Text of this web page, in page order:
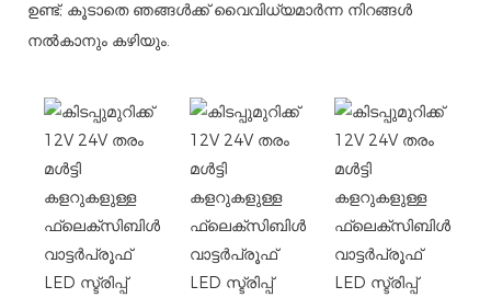
ഉണ്ട്; കൂടാതെ ഞങ്ങൾക്ക് വൈവിധ്യമാർന്ന നിറങ്ങൾ
നൽകാനും കഴിയും.